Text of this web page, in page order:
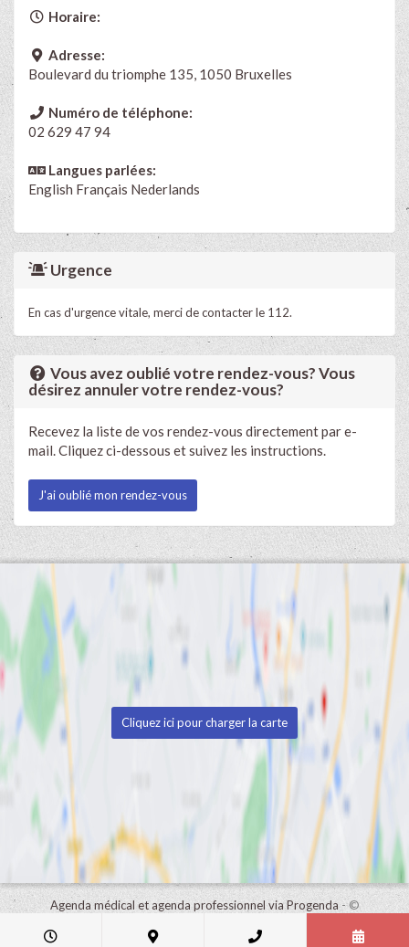
Horaire:
Adresse:
Boulevard du triomphe 135, 1050 Bruxelles
Numéro de téléphone:
02 629 47 94
Langues parlées:
English Français Nederlands
Urgence
En cas d'urgence vitale, merci de contacter le 112.
Vous avez oublié votre rendez-vous? Vous
désirez annuler votre rendez-vous?
Recevez la liste de vos rendez-vous directement par e-
mail. Cliquez ci-dessous et suivez les instructions.
J'ai oublié mon rendez-vous
Cliquez ici pour charger la carte
Agenda médical et agenda professionnel via Progenda - ©